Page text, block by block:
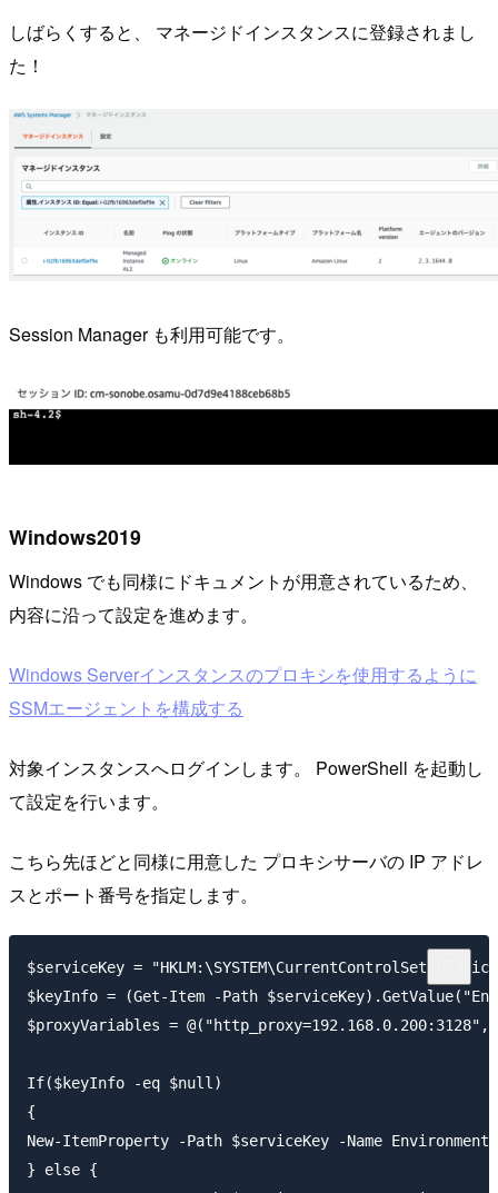
しばらくすると、 マネージドインスタンスに登録されまし
た！
Session Manager も利用可能です。
Windows2019
Windows でも同様にドキュメントが用意されているため、
内容に沿って設定を進めます。
Windows Serverインスタンスのプロキシを使用するように
SSMエージェントを構成する
対象インスタンスへログインします。 PowerShell を起動し
て設定を行います。
こちら先ほどと同様に用意した プロキシサーバの IP アドレ
スとポート番号を指定します。
$serviceKey =
$keyInfo = (Get-Item -Path
$proxyVariables = @("http_proxy=192.168.0.200:3128",
If($keyInfo -eq $null)
{
New-ItemProperty -Path $serviceKey -Name
} else {